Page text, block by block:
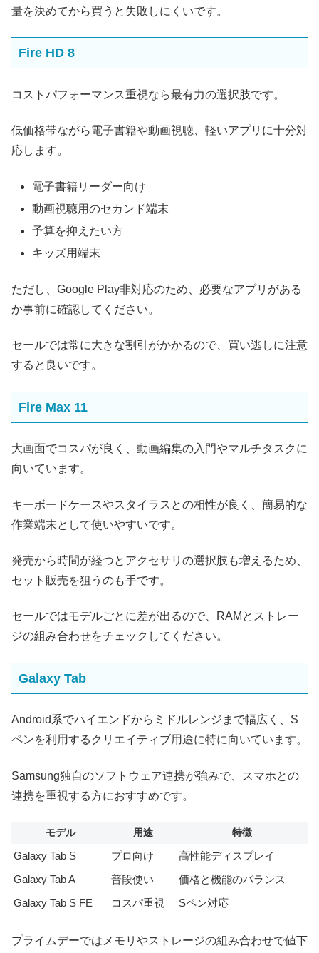
量を決めてから買うと失敗しにくいです。
Fire HD 8
コストパフォーマンス重視なら最有力の選択肢です。
低価格帯ながら電子書籍や動画視聴、軽いアプリに十分対
応します。
電子書籍リーダー向け
動画視聴用のセカンド端末
予算を抑えたい方
キッズ用端末
ただし、Google Play非対応のため、必要なアプリがある
か事前に確認してください。
セールでは常に大きな割引がかかるので、買い逃しに注意
すると良いです。
Fire Max 11
大画面でコスパが良く、動画編集の入門やマルチタスクに
向いています。
キーボードケースやスタイラスとの相性が良く、簡易的な
作業端末として使いやすいです。
発売から時間が経つとアクセサリの選択肢も増えるため、
セット販売を狙うのも手です。
セールではモデルごとに差が出るので、RAMとストレー
ジの組み合わせをチェックしてください。
Galaxy Tab
Android系でハイエンドからミドルレンジまで幅広く、S
ペンを利用するクリエイティブ用途に特に向いています。
Samsung独自のソフトウェア連携が強みで、スマホとの
連携を重視する方におすすめです。
モデル 用途 特徴
Galaxy Tab S プロ向け
高性能ディスプレイ
Galaxy Tab A
普段使い
価格と機能のバランス
Galaxy Tab S FE
コスパ重視 Sペン対応
プライムデーではメモリやストレージの組み合わせで値下